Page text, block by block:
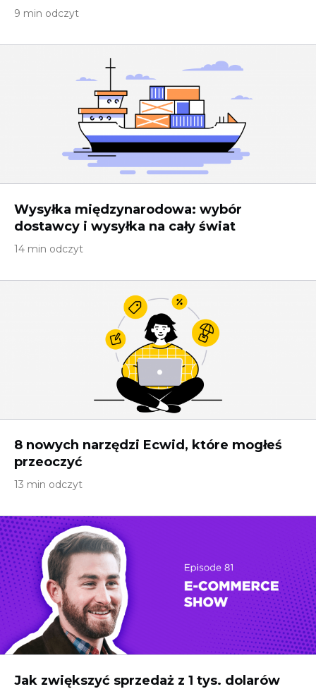
9 min odczyt
Wysyłka międzynarodowa: wybór
dostawcy i wysyłka na cały świat
14 min odczyt
8 nowych narzędzi Ecwid, które mogłeś
przeoczyć
13 min odczyt
Jak zwiększyć sprzedaż z 1 tys. dolarów